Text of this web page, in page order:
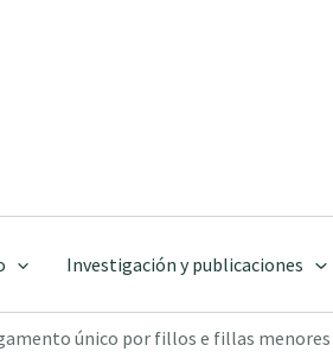
Investigación y publicaciones
único por fillos e fillas menores